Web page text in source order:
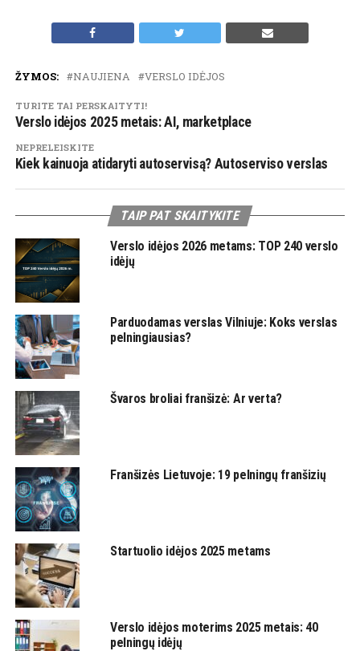
ŽYMOS: NAUJIENA VERSLO IDĖJOS
TURITE TAI PERSKAITYTI!
Verslo idėjos 2025 metais: AI, marketplace
NEPRELEISKITE
Kiek kainuoja atidaryti autoservisą? Autoserviso verslas
TAIP PAT SKAITYKITE
Verslo idėjos 2026 metams: TOP 240 verslo
idėjų
Parduodamas verslas Vilniuje: Koks verslas
pelningiausias?
Švaros broliai franšizė: Ar verta?
Franšizės Lietuvoje: 19 pelningų franšizių
Startuolio idėjos 2025 metams
Verslo idėjos moterims 2025 metais: 40
pelningų idėjų